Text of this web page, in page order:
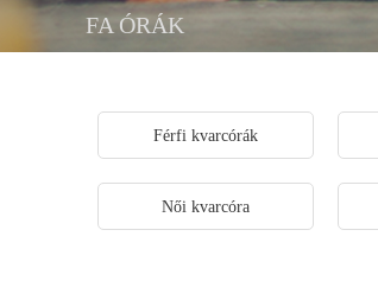
FA ÓRÁK
Férfi kvarcórák
Női kvarcóra